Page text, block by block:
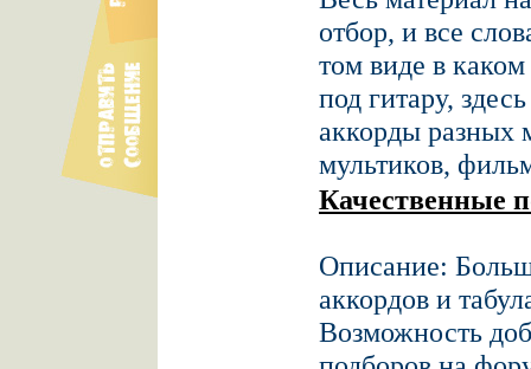
отбор, и все
том виде в
под гитару,
аккорды разных
мультиков,
Качественные
Описание:
аккордов и
Возможность